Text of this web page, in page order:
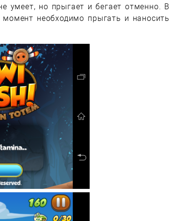
умеет, но прыгает и бегает отменно. В
необходимо прыгать и наносить